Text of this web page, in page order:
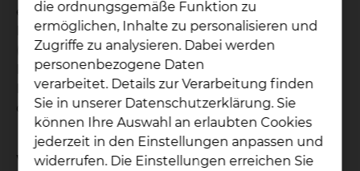
erfolgt entweder über die unten genannten
Personen oder über eine der beteiligten Kliniken
(Chirurgie, Gastroenterologie,
Hämatologie/Onkologie oder
Radioonkologie) über die Sekretariate oder durch
den direkten Kontakt zu einem der Ärzte.
Wie kann ich als Zuweiser an der
die ordnungsgemäße Funktion zu
ermöglichen, Inhalte zu personalisieren und
Zugriffe zu analysieren. Dabei werden
personenbezogene Daten
verarbeitet. Details zur Verarbeitung finden
Sie in unserer Datenschutzerklärung. Sie
können Ihre Auswahl an erlaubten Cookies
jederzeit in den Einstellungen anpassen und
widerrufen. Die Einstellungen erreichen Sie